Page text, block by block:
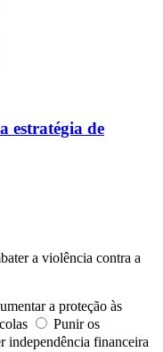
estratégia de
a violência contra a
a proteção às
Punir os
independência financeira